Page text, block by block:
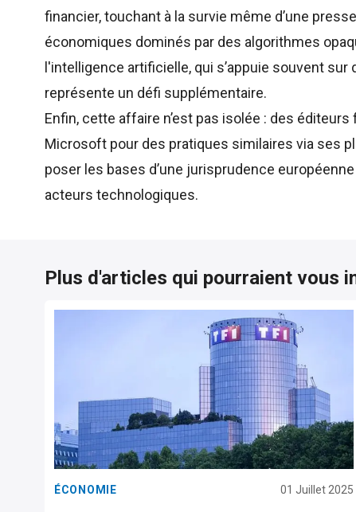
financier, touchant à la survie même d’une
économiques dominés par des algorithmes
l'intelligence artificielle, qui s’appuie souvent
représente un défi supplémentaire.
Enfin, cette affaire n’est pas isolée : des
Microsoft pour des pratiques similaires via ses
poser les bases d’une jurisprudence
acteurs technologiques.
Plus d'articles qui pourraient vous
ÉCONOMIE 01 Juillet 2025